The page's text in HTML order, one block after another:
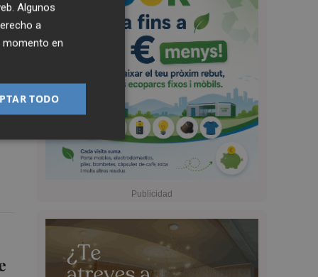
Algunos
a
momento en
TODO